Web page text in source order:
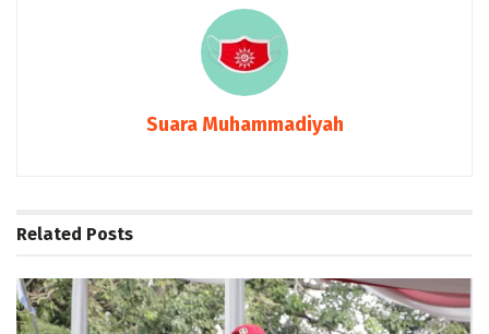
Suara Muhammadiyah
Related Posts